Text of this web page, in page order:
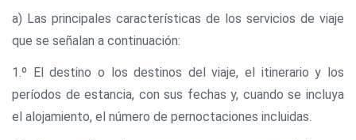
a) Las principales características de los servicios de viaje
que se señalan a continuación:
1.º El destino o los destinos del viaje, el itinerario y los
períodos de estancia, con sus fechas y, cuando se incluya
el alojamiento, el número de pernoctaciones incluidas.